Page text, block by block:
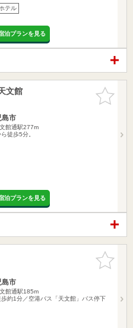
ホテル
泊プランを見る
お気に入
りに追加
文館
島市
館通駅277m
徒歩5分。
泊プランを見る
お気に入
りに追加
島市
館通駅185m
約1分／空港バス「天文館」バス停下